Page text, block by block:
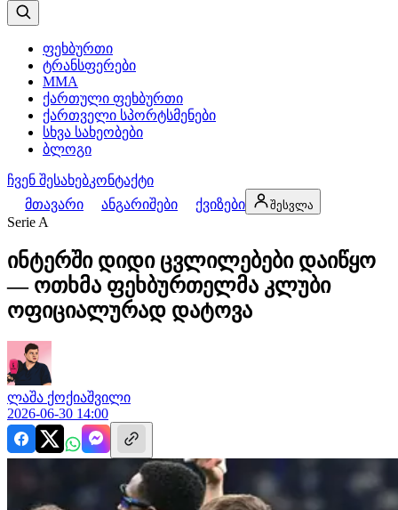
ფეხბურთი
ტრანსფერები
MMA
ქართული ფეხბურთი
ქართველი სპორტსმენები
სხვა სახეობები
ბლოგი
ჩვენ შესახებკონტაქტი
მთავარი
ანგარიშები ქვიზები შესვლა
Serie A
ინტერში დიდი ცვლილებები დაიწყო
— ოთხმა ფეხბურთელმა კლუბი
ოფიციალურად დატოვა
ლაშა ქოქიაშვილი
2026-06-30 14:00